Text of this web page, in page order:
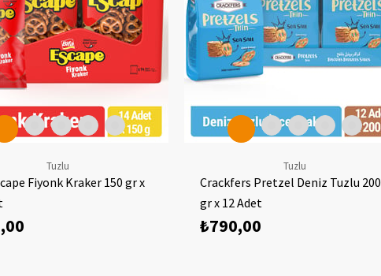
Tuzlu
Fiyonk Kraker 150 gr x
Tuzlu
Crackfers Pretzel Deniz Tuzlu 200
gr x 12 Adet
₺790,00